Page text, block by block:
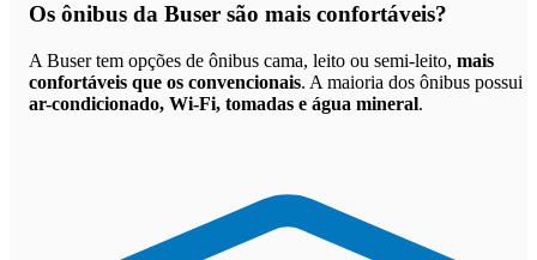
Os ônibus da Buser são mais confortáveis?
A Buser tem opções de ônibus cama, leito ou semi-leito, mais
confortáveis que os convencionais. A maioria dos ônibus possui
ar-condicionado, Wi-Fi, tomadas e água mineral.